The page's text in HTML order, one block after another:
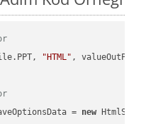
"HTML" ,
= new